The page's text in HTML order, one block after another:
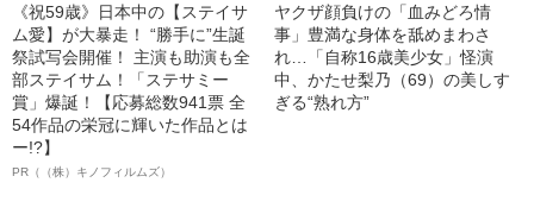
《祝59歳》日本中の【ステイサ
ム愛】が大暴走！ “勝手に”生誕
祭試写会開催！ 主演も助演も全
部ステイサム！「ステサミー
賞」爆誕！【応募総数941票 全
54作品の栄冠に輝いた作品とは
ー!?】
PR（（株）キノフィルムズ）
ヤクザ顔負けの「血みどろ情
事」豊満な身体を舐めまわさ
れ…「自称16歳美少女」怪演
中、かたせ梨乃（69）の美しす
ぎる“熟れ方”